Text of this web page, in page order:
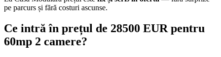
pe parcurs și fără costuri ascunse.
Ce intră în prețul de 28500 EUR pentru
60mp 2 camere?